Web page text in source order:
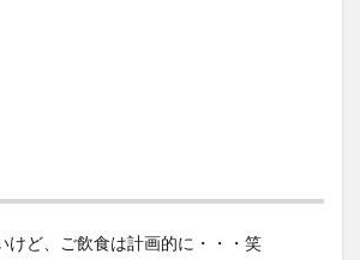
けど、ご飲食は計画的に・・・笑